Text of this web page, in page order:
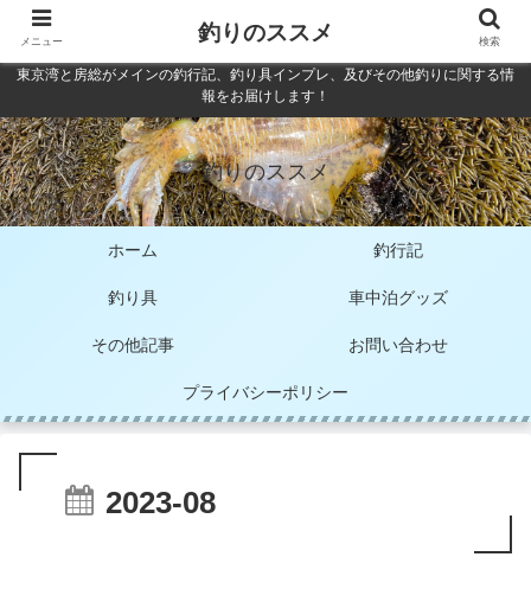
東京湾と房総がメインの釣行記、釣り具インプレ、及びその他釣りに関する情
報をお届けします！
釣りのススメ
ホーム 釣行記
釣り具 車中泊グッズ
その他記事 お問い合わせ
プライバシーポリシー
2023-08
メニュー 釣りのススメ 検索